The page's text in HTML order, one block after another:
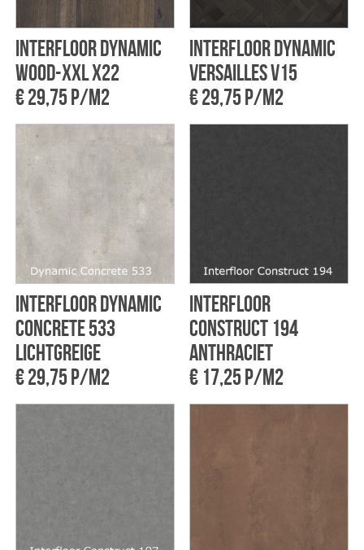
Interfloor Dynamic
wood-xxl X22
€ 29,75 p/m2
Interfloor Dynamic
Versailles V15
€ 29,75 p/m2
Interfloor Dynamic
concrete 533
Lichtgreige
€ 29,75 p/m2
Interfloor
Construct 194
Anthraciet
€ 17,25 p/m2